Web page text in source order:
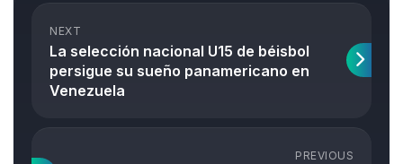
NEXT
La selección nacional U15 de béisbol
persigue su sueño panamericano en
Venezuela
PREVIOUS